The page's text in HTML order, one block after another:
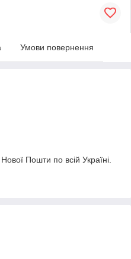
Умови повернення
Пошти по всій Україні.